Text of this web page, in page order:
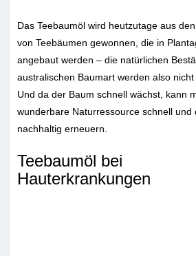
Das Teebaumöl wird heutzutage aus
von Teebäumen gewonnen, die in
angebaut werden – die natürlichen
australischen Baumart werden also nicht
Und da der Baum schnell wächst, kann
wunderbare Naturressource schnell und
nachhaltig erneuern.
Teebaumöl bei
Hauterkrankungen